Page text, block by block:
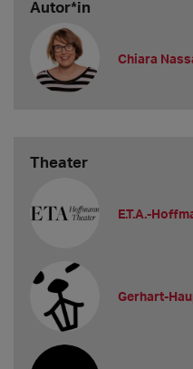
Autor*in
Chiara
Theater
E.T.A.-
Gerhart-